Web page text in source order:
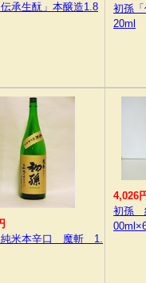
承生酛」本醸造1.8
初孫
20ml
米本辛口 魔斬 1.
4,026
初孫